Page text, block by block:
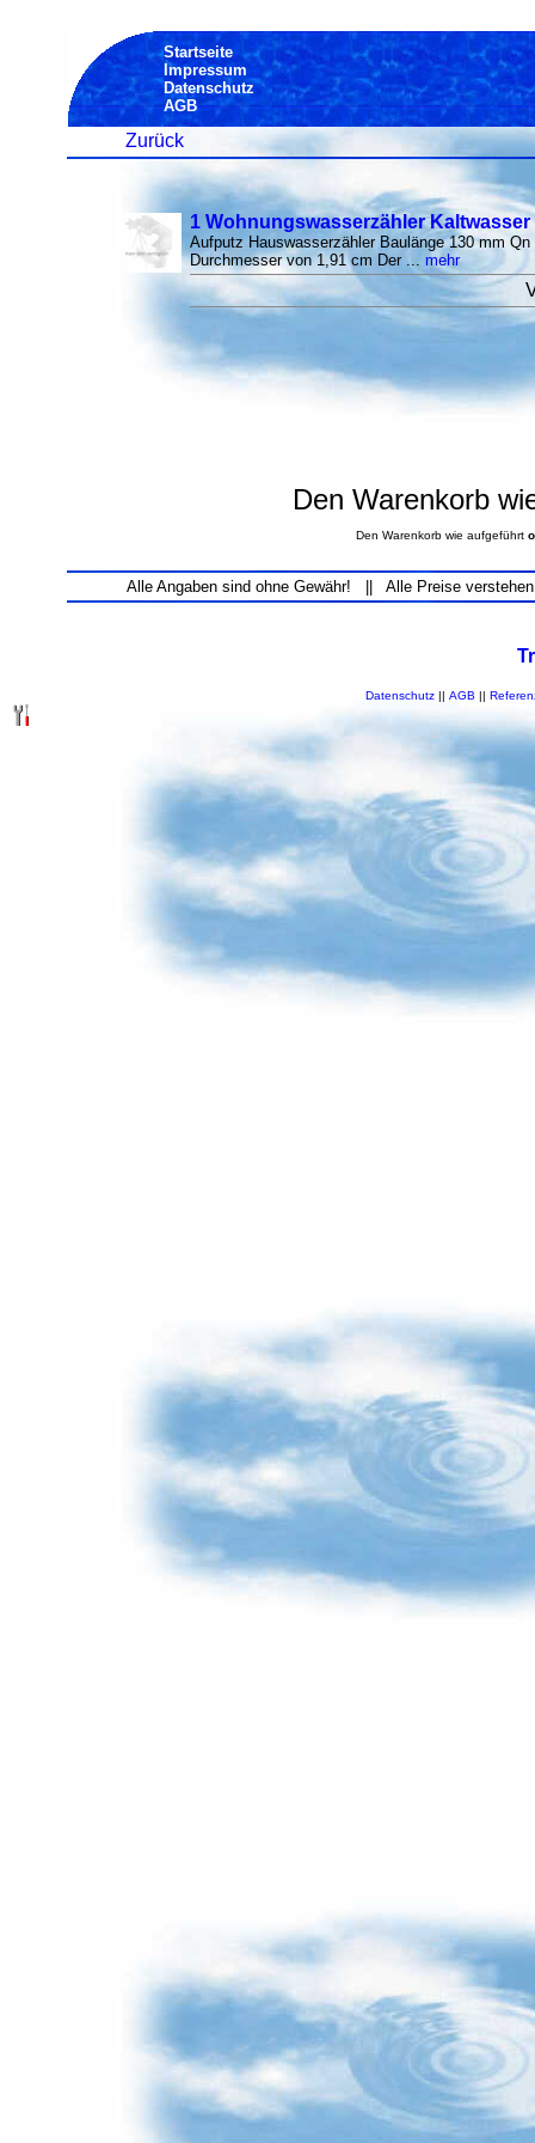
Startseite
Impressum
Datenschutz
AGB
Zurück
1 Wohnungswasserzähler Kaltwasser
Aufputz Hauswasserzähler Baulänge 130 mm
Durchmesser von 1,91 cm Der ... mehr
Den Warenkorb
Den Warenkorb wie aufgeführt
Alle Angaben sind ohne Gewähr! || Alle Preise
Datenschutz|| AGB ||